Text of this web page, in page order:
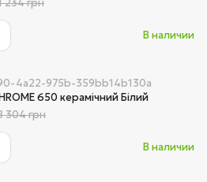
В наличии
234 грн
4a22-975b-359bb14b130a
650 керамічний Білий
В наличии
304 грн